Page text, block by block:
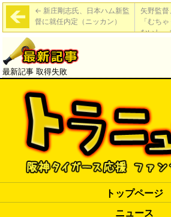
← 新庄剛志氏、日本ハム新監
督に就任内定（ニッカン）
矢野監
「むち
ないし
最新記事 取得失敗
トップページ
ニュース